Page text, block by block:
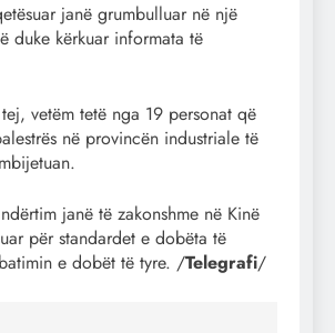
janë grumbulluar në një
duke kërkuar informata të
vetëm tetë nga 19 personat që
në provincën industriale të
janë të zakonshme në Kinë
për standardet e dobëta të
e dobët të tyre. /Telegrafi/